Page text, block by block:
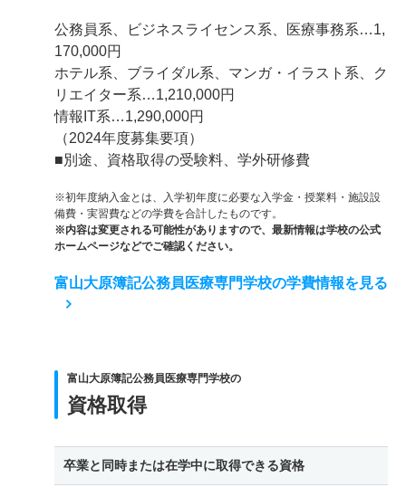
公務員系、ビジネスライセンス系、医療事務系…1,
170,000円
ホテル系、ブライダル系、マンガ・イラスト系、ク
リエイター系…1,210,000円
情報IT系…1,290,000円
（2024年度募集要項）
■別途、資格取得の受験料、学外研修費
※初年度納入金とは、入学初年度に必要な入学金・授業料・施設設
備費・実習費などの学費を合計したものです。
※内容は変更される可能性がありますので、最新情報は学校の公式
ホームページなどでご確認ください。
富山大原簿記公務員医療専門学校の学費情報を見る
富山大原簿記公務員医療専門学校の
資格取得
卒業と同時または在学中に取得できる資格